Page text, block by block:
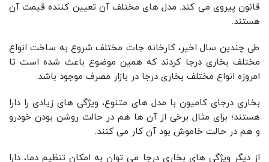
قانون پیروی می کند. مدل های مختلف آن تعیین کننده قیمت آن
هستند.
طی چندین سال اخیر، کارخانه جات مختلف شروع به ساخت انواع
مختلف بخاری درجا کردند که همین موضوع باعث شده است تا
امروزه انواع مختلف بخاری درجا در بازار مصرف موجود باشد.
بخاری درجای کامیون با مدل های متنوع، ویژگی های زیادی را دارا
هستند؛ برای مثال برخی از آن ها هم در حالت روشن بودن خودرو
و هم در حالت خاموش بود آن کار می کنند.
از دیگر ویژگی های بخاری درجا می توان به امکان تنظیم دما، دارا